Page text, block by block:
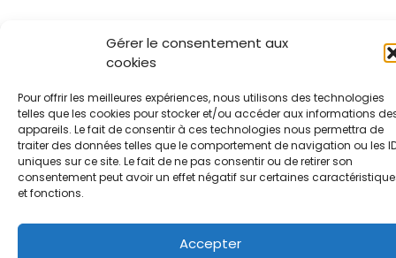
Gérer le consentement aux
cookies
Pour offrir les meilleures expériences, nous utilisons des technologies
telles que les cookies pour stocker et/ou accéder aux informations
appareils. Le fait de consentir à ces technologies nous permettra de
traiter des données telles que le comportement de navigation ou les
uniques sur ce site. Le fait de ne pas consentir ou de retirer son
consentement peut avoir un effet négatif sur certaines
et fonctions.
Accepter